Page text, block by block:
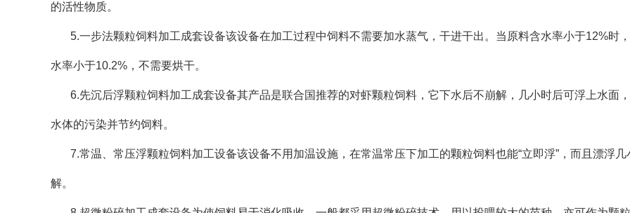
的活性物质。
5.一步法颗粒饲料加工成套设备该设备在加工过程中饲料不需要加水蒸气，干进干出。当原料含水率小于12%时
水率小于10.2%，不需要烘干。
6.先沉后浮颗粒饲料加工成套设备其产品是联合国推荐的对虾颗粒饲料，它下水后不崩解，几小时后可浮上水面
水体的污染并节约饲料。
7.常温、常压浮颗粒饲料加工设备该设备不用加温设施，在常温常压下加工的颗粒饲料也能“立即浮”，而且漂浮几
解。